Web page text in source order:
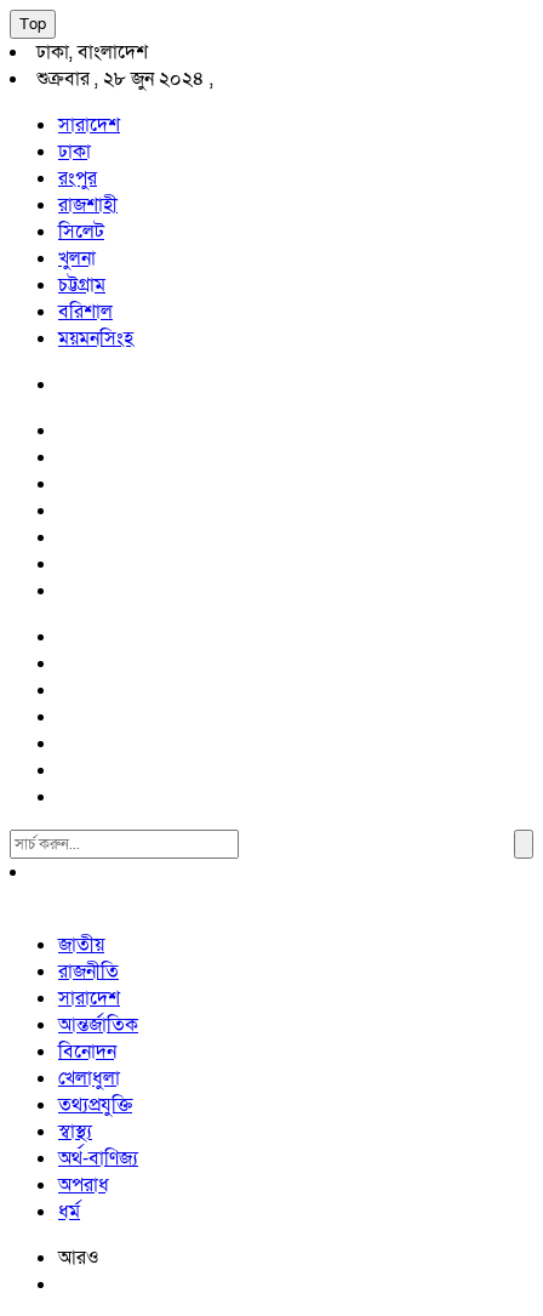
Top
ঢাকা, বাংলাদেশ
শুক্রবার , ২৮ জুন ২০২৪ ,
সারাদেশ
ঢাকা
রংপুর
রাজশাহী
সিলেট
খুলনা
চট্টগ্রাম
বরিশাল
ময়মনসিংহ
Search
For:
জাতীয়
রাজনীতি
সারাদেশ
আন্তর্জাতিক
বিনোদন
খেলাধুলা
তথ্যপ্রযুক্তি
স্বাস্থ্য
অর্থ-বাণিজ্য
অপরাধ
ধর্ম
আরও